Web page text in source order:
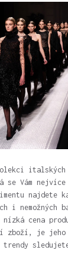
italských
Vám
najdete
i nemožných
cena
zboží, je jeho
trendy